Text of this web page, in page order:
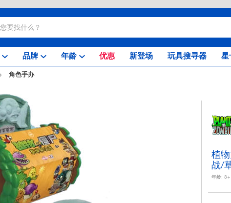
品牌 年龄 优惠 新登场 玩具搜寻器 星
角色手办
植
战/
年龄: 8+